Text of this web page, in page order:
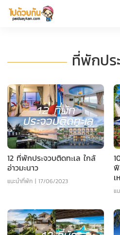
ที่พักปร
12 ที่พักประจวบติดทะเล ใกล้
อ่าวมะนาว
แนะนำที่พัก | 17/06/2023
แ